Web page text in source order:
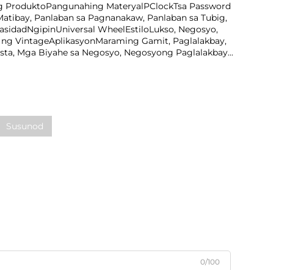
ProduktoPangunahing MateryalPClockTsa Password
Panlaban sa Pagnanakaw, Panlaban sa Tubig,
WheelEstiloLukso, Negosyo,
VintageAplikasyonMaraming Gamit, Paglalakbay,
Mga Biyahe sa Negosyo, Negosyong Paglalakbay...
Susunod
0/100